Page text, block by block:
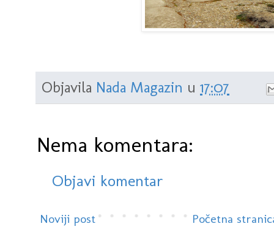
Objavila Nada Magazin u 17:07
Nema komentara:
Objavi komentar
Noviji post Početna